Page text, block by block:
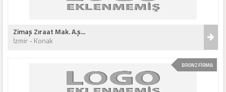
Zimaş Zıraat Mak. A.ş...
İzmir - Konak
BRONZ FİRMA